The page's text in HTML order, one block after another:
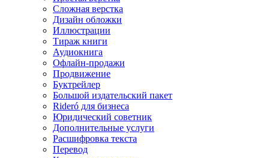
Сложная верстка
Дизайн обложки
Иллюстрации
Тираж книги
Аудиокнига
Офлайн-продажи
Продвижение
Буктрейлер
Большой издательский пакет
Rideró для бизнеса
Юридический советник
Дополнительные услуги
Расшифровка текста
Перевод